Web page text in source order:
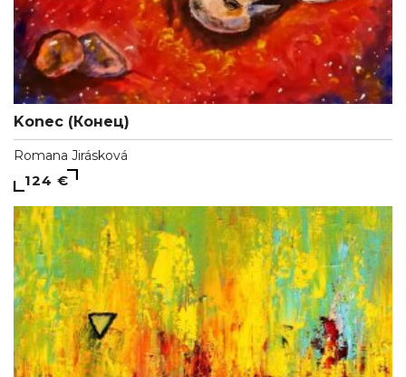
Konec (Конец)
Romana Jirásková
124 €